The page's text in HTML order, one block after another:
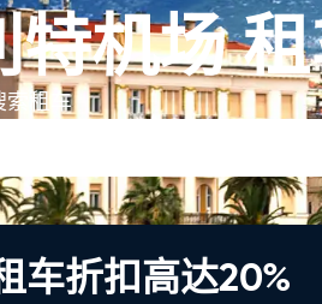
特机场
索租车
车折扣高达20%